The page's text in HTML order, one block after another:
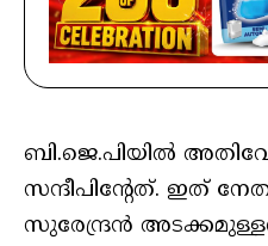
ബി.ജെ.പിയിൽ
സന്ദീപിന്റേത്. ഇത്
സുരേന്ദ്രൻ